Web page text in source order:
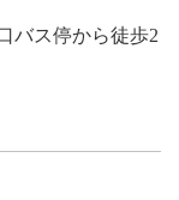
バス停から徒歩2